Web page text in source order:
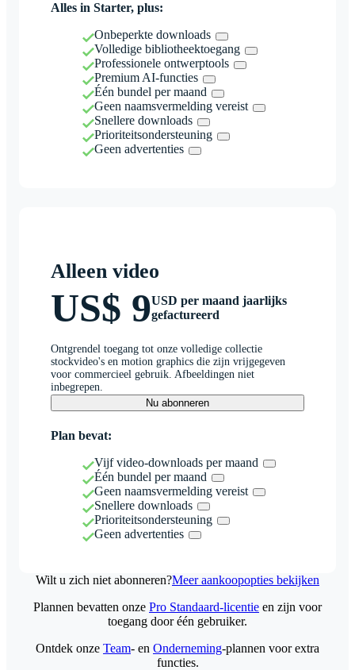
Alles in Starter, plus:
Onbeperkte downloads
Volledige bibliotheektoegang
Professionele ontwerptools
Premium AI-functies
Één bundel per maand
Geen naamsvermelding vereist
Snellere downloads
Prioriteitsondersteuning
Geen advertenties
Alleen video
US$ 9USD per maand jaarlijks
gefactureerd
Ontgrendel toegang tot onze volledige collectie
stockvideo's en motion graphics die zijn vrijgegeven
voor commercieel gebruik. Afbeeldingen niet
inbegrepen.
Nu abonneren
Plan bevat:
Vijf video-downloads per maand
Één bundel per maand
Geen naamsvermelding vereist
Snellere downloads
Prioriteitsondersteuning
Geen advertenties
Wilt u zich niet abonneren?Meer aankoopopties bekijken
Plannen bevatten onze Pro Standaard-licentie en zijn voor
toegang door één gebruiker.
Ontdek onze Team- en Onderneming-plannen voor extra
functies.